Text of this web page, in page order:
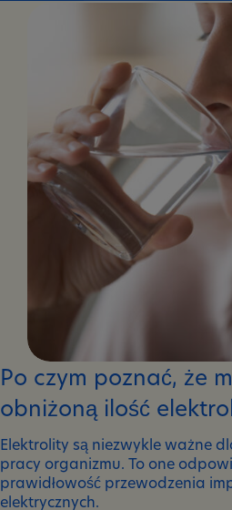
Po czym poznać, że
obniżoną ilość
Elektrolity są niezwykle ważne
pracy organizmu. To one
prawidłowość przewodzenia
elektrycznych.